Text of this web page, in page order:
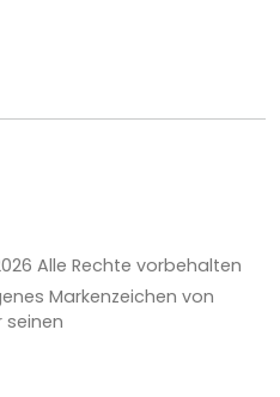
Alle Rechte vorbehalten
Markenzeichen von
seinen